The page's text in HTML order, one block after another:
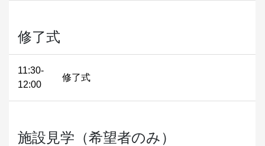
修了式
11:30-
12:00
修了式
施設見学（希望者のみ）